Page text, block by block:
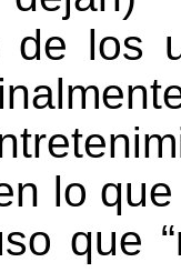
de los
lo
que